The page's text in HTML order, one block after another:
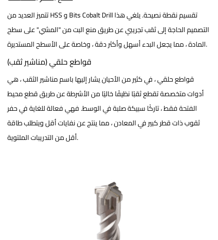
تتميز العديد من HSS و Bits Cobalt Drill تقسيم نقطةنصيحة. يلغي هذا
التصميم الحاجة إلى ثقب تجريبي عن طريق منع البت من "المشي" على سطح
المادة ، مما يجعل البدء أسهل وأكثر دقة ، وخاصة على الأسطح المستديرة.
قواطع حلقي (مناشير ثقب)
قواطع حلقي، في كثير من الأحيان يشار إليها باسم مناشير الثقب ، هي
أدوات متخصصة تقطع ثقبًا نظيفًا خاليًا من الأشرطة عن طريق قطع محيط
الفتحة فقط ، تاركًا سبيكة صلبة في الوسط. فهي فعالة للغاية في حفر
ثقوب ذات قطر كبير في المعادن ، مما ينتج عن نفايات أقل ويتطلب طاقة
أقل من التدريبات الملتوية.